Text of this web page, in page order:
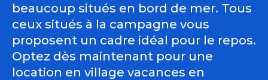
beaucoup situés en bord de mer. Tous
ceux situés à la campagne vous
proposent un cadre idéal pour le repos.
Optez dès maintenant pour une
location en village vacances en